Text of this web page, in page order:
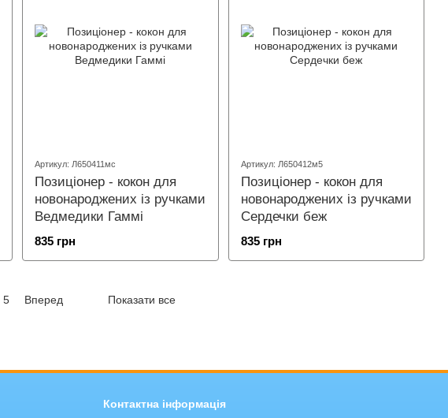
Артикул: Л650411мс
Позиціонер - кокон для
новонароджених із ручками
Ведмедики Гаммі
835 грн
Артикул: Л650412м5
Позиціонер - кокон для
новонароджених із ручками
Сердечки беж
835 грн
5 Вперед Показати все
Контактна інформація